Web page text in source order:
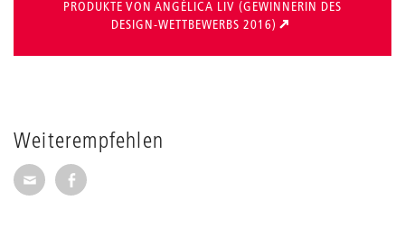
Weiterempfehlen
Seite per E-Mail weiterempfehlen
Seite auf Facebook weiterempfehlen
PRODUKTE VON ANGÉLICA LIV (GEWINNERIN DES
DESIGN-WETTBEWERBS 2016)